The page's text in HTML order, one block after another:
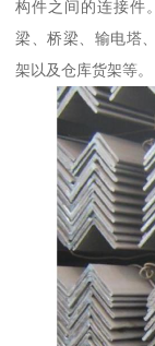
构件之间的连接件
梁、桥梁、输电塔
架以及仓库货架等。